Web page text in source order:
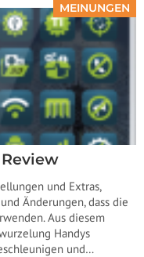
MEINUNGEN
und Extras,
Änderungen, dass die
Aus diesem
Handys
und…